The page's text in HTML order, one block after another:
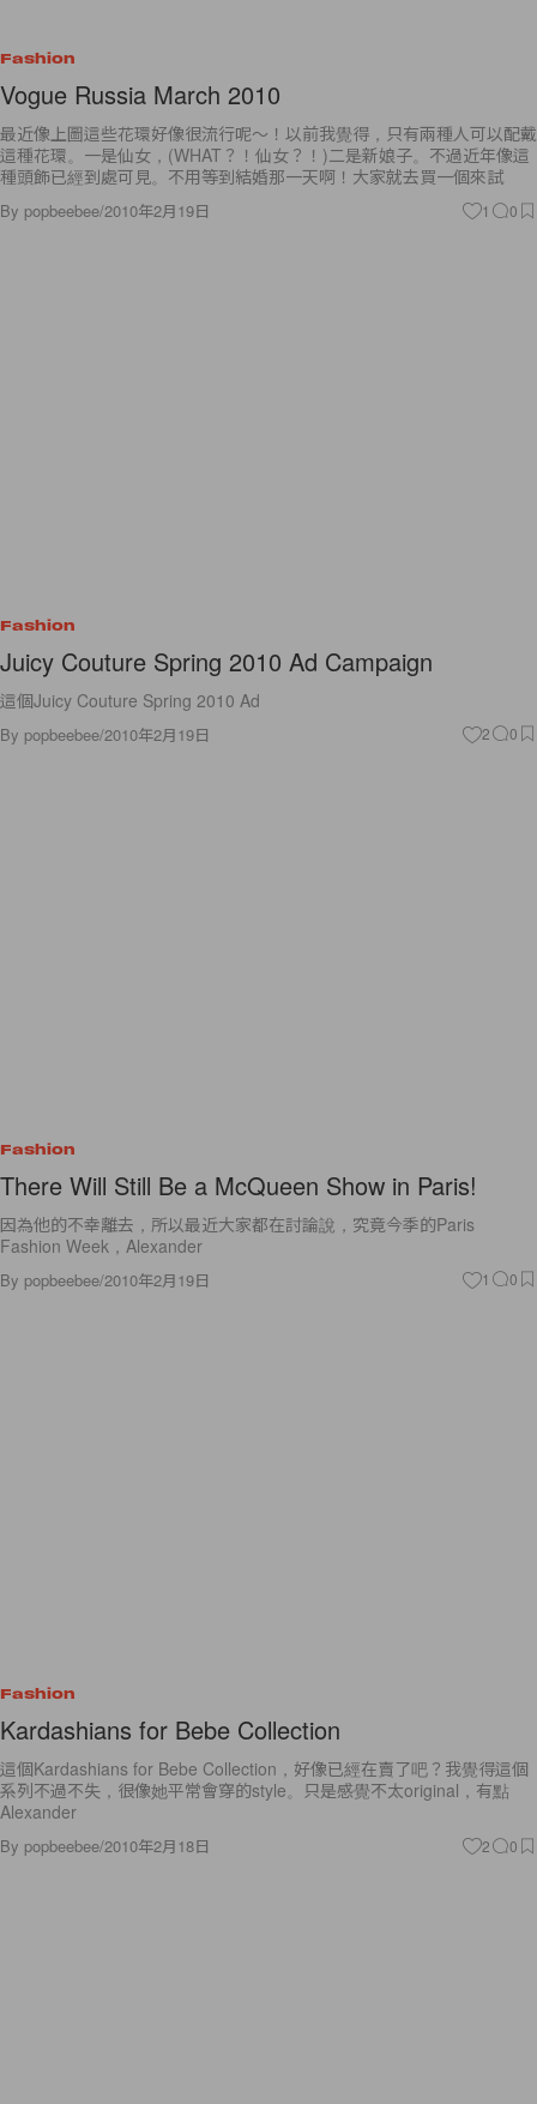
Fashion
Vogue Russia March 2010
最近像上圖這些花環好像很流行呢～！以前我覺得，只有兩種人可以配戴
這種花環。一是仙女，(WHAT？！仙女？！)二是新娘子。不過近年像這
種頭飾已經到處可見。不用等到結婚那一天啊！大家就去買一個來試
By popbeebee/2010年2月19日 1 0
Fashion
Juicy Couture Spring 2010 Ad Campaign
這個Juicy Couture Spring 2010 Ad
By popbeebee/2010年2月19日 2 0
Fashion
There Will Still Be a McQueen Show in Paris!
因為他的不幸離去，所以最近大家都在討論說，究竟今季的Paris
Fashion Week，Alexander
By popbeebee/2010年2月19日 1 0
Fashion
Kardashians for Bebe Collection
這個Kardashians for Bebe Collection，好像已經在賣了吧？我覺得這個
系列不過不失，很像她平常會穿的style。只是感覺不太original，有點
Alexander
By popbeebee/2010年2月18日 2 0